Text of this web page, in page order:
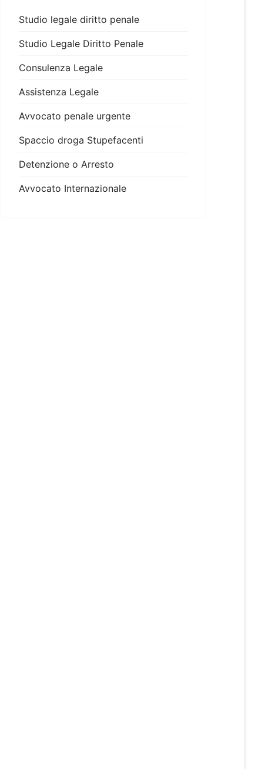
Studio legale diritto penale
Studio Legale Diritto Penale
Consulenza Legale
Assistenza Legale
Avvocato penale urgente
Spaccio droga Stupefacenti
Detenzione o Arresto
Avvocato Internazionale